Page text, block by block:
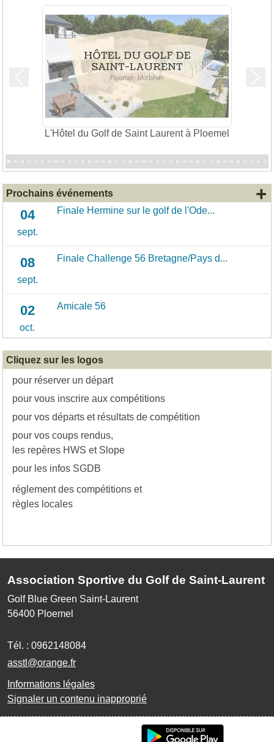
L'Hôtel du Golf de Saint Laurent à Ploemel
Précedent
Prochains événements
04
sept.
Finale Hermine sur le golf de l'Ode...
08
sept.
Finale Challenge 56 Bretagne/Pays d...
02
oct.
Amicale 56
+
Cliquez sur les logos
pour réserver un départ
pour vous inscrire aux compétitions
pour vos départs et résultats de compétition
pour vos coups rendus,
les repères HWS et Slope
pour les infos SGDB
réglement des compétitions et
règles locales
Association Sportive du Golf de Saint-Laurent
Golf Blue Green Saint-Laurent
56400 Ploemel
Tél. : 0962148084
asstl@orange.fr
Informations légales
Signaler un contenu inapproprié